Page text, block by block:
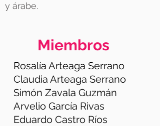
y árabe.
Miembros
Rosalía Arteaga Serrano
Claudia Arteaga Serrano
Simón Zavala Guzmán
Arvelio García Rivas
Eduardo Castro Ríos